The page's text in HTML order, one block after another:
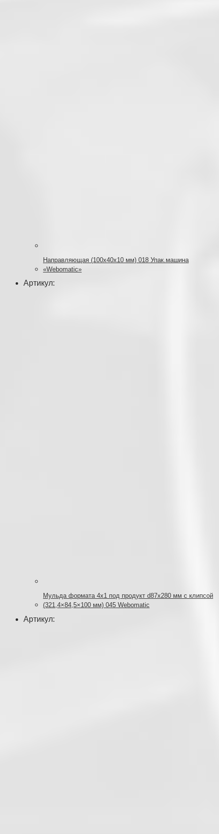
Направляющая (100х40х10 мм) 018 Упак.машина
«Webomatic»
Артикул:
Мульда формата 4х1 под продукт d87x280 мм с клипсой
(321,4×84,5×100 мм) 045 Webomatic
Артикул: